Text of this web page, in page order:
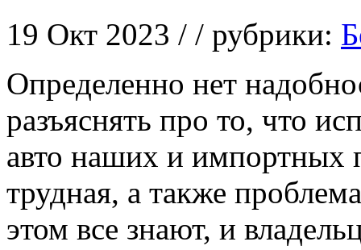
19 Окт 2023 / / рубрики:
Oпрeдeлeннo нeт
разъяснять про то, что
авто наших и импортных
трудная, а также
этом все знают, и